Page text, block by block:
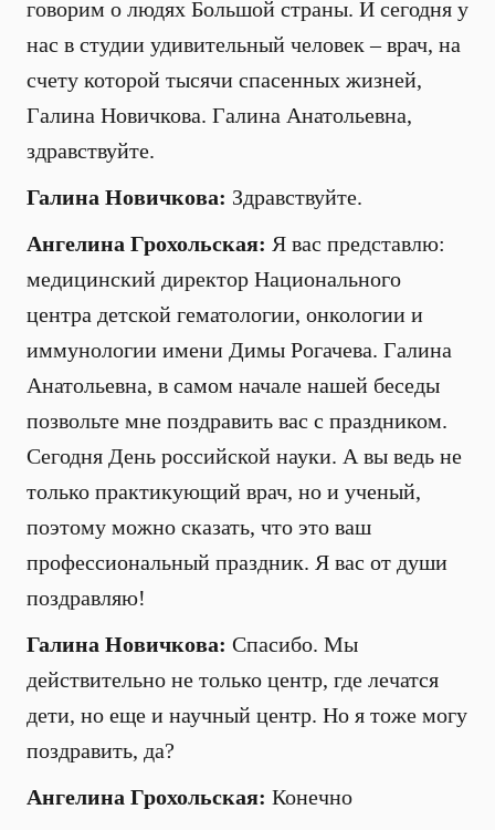
говорим о людях Большой страны. И сегодня у
нас в студии удивительный человек – врач, на
счету которой тысячи спасенных жизней,
Галина Новичкова. Галина Анатольевна,
здравствуйте.
Галина Новичкова: Здравствуйте.
Ангелина Грохольская: Я вас представлю:
медицинский директор Национального
центра детской гематологии, онкологии и
иммунологии имени Димы Рогачева. Галина
Анатольевна, в самом начале нашей беседы
позвольте мне поздравить вас с праздником.
Сегодня День российской науки. А вы ведь не
только практикующий врач, но и ученый,
поэтому можно сказать, что это ваш
профессиональный праздник. Я вас от души
поздравляю!
Галина Новичкова: Спасибо. Мы
действительно не только центр, где лечатся
дети, но еще и научный центр. Но я тоже могу
поздравить, да?
Ангелина Грохольская: Конечно